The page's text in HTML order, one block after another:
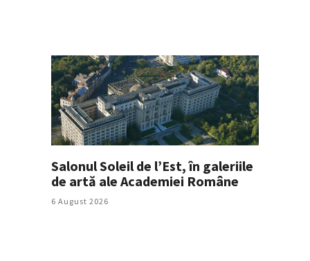
Salonul Soleil de l’Est, în galeriile
de artă ale Academiei Române
6 August 2026